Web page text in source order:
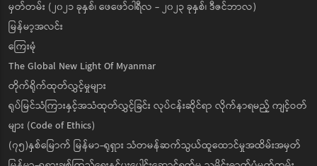
မှတ်တမ်း (၂၀၂၁ ခုနှစ်၊ ဖေဖော်ဝါရီလ - ၂၀၂၃ ခုနှစ်၊ ဒီဇင်ဘာလ)
မြန်မာ့အလင်း
ကြေးမုံ
The Global New Light Of Myanmar
တိုက်ရိုက်ထုတ်လွှင့်မှုများ
ရုပ်မြင်သံကြားနှင့်အသံထုတ်လွှင့်ခြင်း လုပ်ငန်းဆိုင်ရာ လိုက်နာရမည့် ကျင့်ဝတ်
များ (Code of Ethics)
(၇၅)နှစ်မြောက် မြန်မာ-ရုရှား သံတမန်ဆက်သွယ်ထူထောင်မှုအထိမ်းအမှတ်